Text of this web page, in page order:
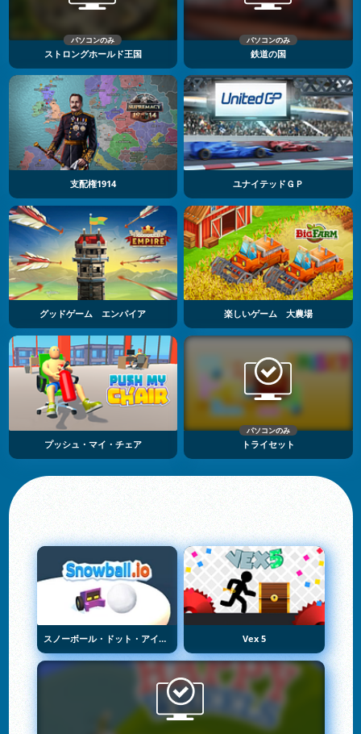
パソコンのみ
ストロングホールド王国
パソコンのみ
鉄道の国
支配権1914 ユナイテッドＧＰ
グッドゲーム エンパイア 楽しいゲーム 大農場
プッシュ・マイ・チェア
パソコンのみ
トライセット
スノーボール・ドット・アイオー Vex 5